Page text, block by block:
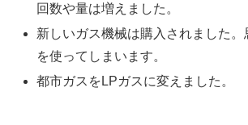
回数や量は増えました。
新しいガス機械は購入されました。
を使ってしまいます。
都市ガスをLPガスに変えました。